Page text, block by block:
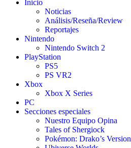
Inicio
Noticias
Análisis/Reseña/Review
Reportajes
Nintendo
Nintendo Switch 2
PlayStation
PS5
PS VR2
Xbox
Xbox X Series
PC
Secciones especiales
Nuestro Equipo Opina
Tales of Shergiock
Pokémon: Drako’s Version